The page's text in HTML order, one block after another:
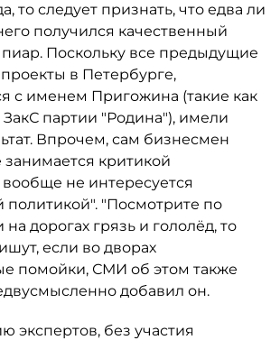
то следует признать, что едва ли
получился качественный
Поскольку все предыдущие
в Петербурге,
с именем Пригожина (такие как
партии "Родина"), имели
Впрочем, сам бизнесмен
занимается критикой
не интересуется
политикой". "Посмотрите по
дорогах грязь и гололёд, то
если во дворах
помойки, СМИ об этом также
добавил он.
экспертов, без участия